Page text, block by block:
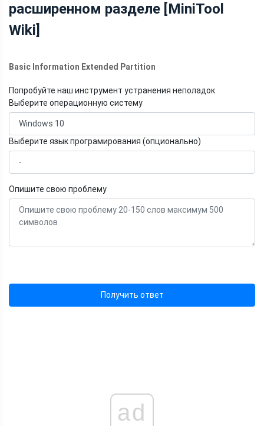
расширенном разделе [MiniTool
Wiki]
Basic Information Extended Partition
Попробуйте наш инструмент устранения неполадок
Выберите операционную систему
Выберите язык програмирования (опционально)
Опишите свою проблему
Получить ответ
ad